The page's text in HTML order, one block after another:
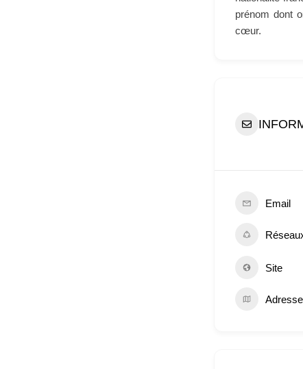
prénom dont
cœur.
Email
Site
Adresse